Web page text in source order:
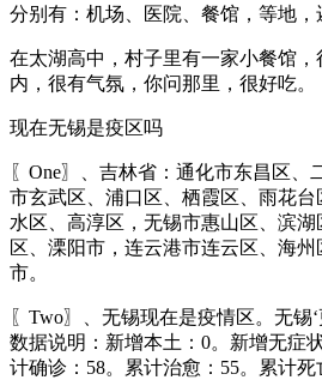
分别有：机场、医院、餐馆，等地，
在太湖高中，村子里有一家小餐馆
内，很有气氛，你问那里，很好吃。
现在无锡是疫区吗
〖One〗、吉林省：通化市东昌区、
市玄武区、浦口区、栖霞区、雨花
水区、高淳区，无锡市惠山区、滨
区、溧阳市，连云港市连云区、海
市。
〖Two〗、无锡现在是疫情区。无锡‘
数据说明：新增本土：0。新增无症
计确诊：58。累计治愈：55。累计